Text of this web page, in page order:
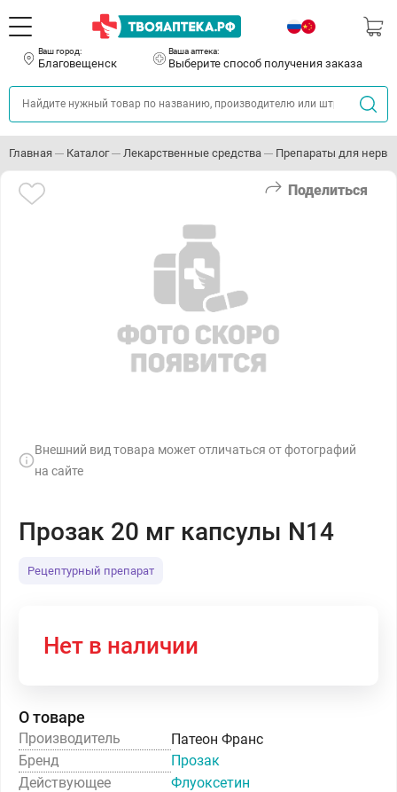
Ваш город:
Благовещенск
Ваша аптека:
Выберите способ получения заказа
Главная Каталог Лекарственные средства Препараты для
Поделиться
Внешний вид товара может отличаться от фотографий
на сайте
Прозак 20 мг капсулы N14
Рецептурный препарат
Нет в наличии
О товаре
Производитель
Патеон Франс
Бренд
Прозак
Действующее
Флуоксетин